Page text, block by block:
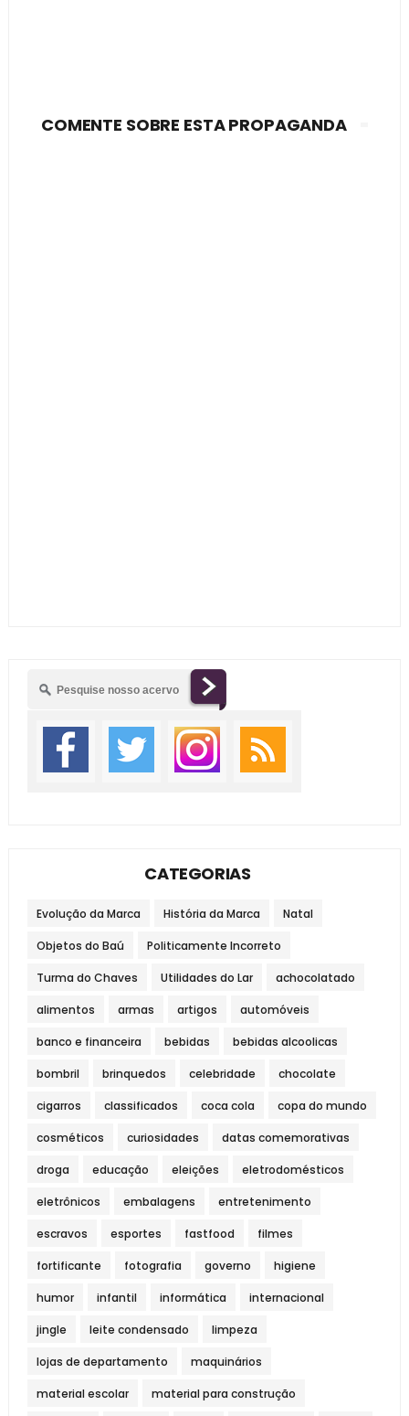
COMENTE SOBRE ESTA PROPAGANDA
CATEGORIAS
Evolução da Marca História da Marca Natal
Objetos do Baú Politicamente Incorreto
Turma do Chaves Utilidades do Lar achocolatado
alimentos armas artigos automóveis
banco e financeira bebidas bebidas alcoolicas
bombril brinquedos celebridade chocolate
cigarros classificados coca cola copa do mundo
cosméticos curiosidades datas comemorativas
droga educação eleições eletrodomésticos
eletrônicos embalagens entretenimento
escravos esportes fastfood filmes
fortificante fotografia governo higiene
humor infantil informática internacional
jingle leite condensado limpeza
lojas de departamento maquinários
material escolar material para construção